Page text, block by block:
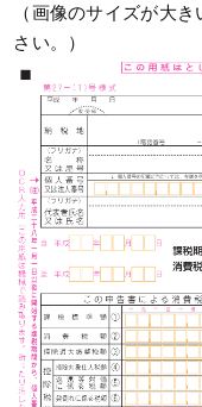
（画像のサイズが大
さい。）